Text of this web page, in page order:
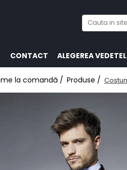
CONTACT ALEGEREA
la comandă / Produse /